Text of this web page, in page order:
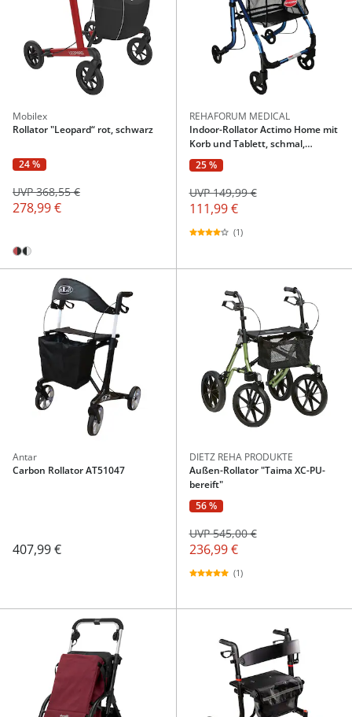
Mobilex
Rollator "Leopard“ rot, schwarz
24 %
278,99 €
UVP 368,55 €
REHAFORUM MEDICAL
Indoor-Rollator Actimo Home mit
Korb und Tablett, schmal,
klappbar
25 %
111,99 €
UVP 149,99 €
(1)
Antar
Carbon Rollator AT51047
407,99 €
DIETZ REHA PRODUKTE
Außen-Rollator "Taima XC-PU-
bereift"
56 %
236,99 €
UVP 545,00 €
(1)